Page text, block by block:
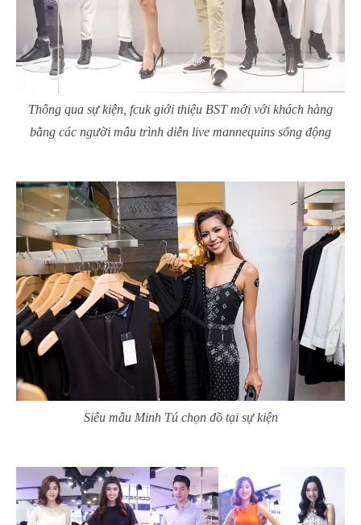
Thông qua sự kiện, fcuk giới thiệu BST mới với khách hàng
bằng các người mẫu trình diễn live mannequins sống động
Siêu mẫu Minh Tú chọn đồ tại sự kiện